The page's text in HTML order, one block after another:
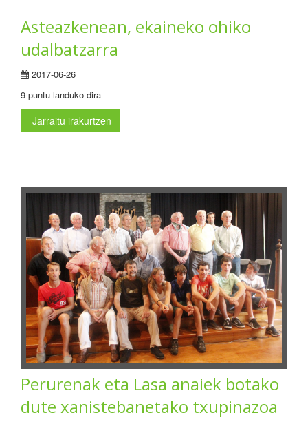
Asteazkenean, ekaineko ohiko
udalbatzarra
2017-06-26
9 puntu landuko dira
Jarraitu irakurtzen
Perurenak eta Lasa anaiek botako
dute xanistebanetako txupinazoa